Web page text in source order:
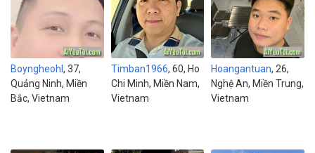
Boyngheohl , 37,
Quảng Ninh, Miền
Bắc, Vietnam
Timban1966, 60, Ho
Chi Minh, Miền Nam,
Vietnam
Hoangantuan, 26,
Nghệ An, Miền Trung,
Vietnam